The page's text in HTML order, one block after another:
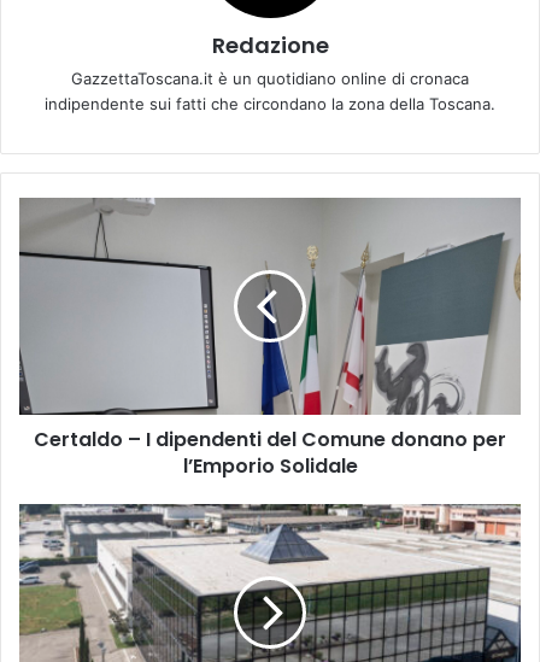
Redazione
GazzettaToscana.it è un quotidiano online di cronaca
indipendente sui fatti che circondano la zona della Toscana.
r
d
o
–
p
e
n
d
e
n
Certaldo – I dipendenti del Comune donano per
l’Emporio Solidale
N
U
M
E
R
I